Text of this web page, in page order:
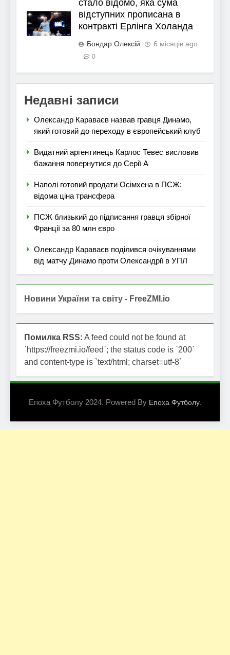
стало відомо, яка сума
відступних прописана в
контракті Ерлінга Холанда
Бондар Олексій 6 місяців ago
0
Недавні записи
Олександр Караваєв назвав гравця Динамо,
який готовий до переходу в європейський клуб
Видатний аргентинець Карлос Тевес висловив
бажання повернутися до Серії А
Наполі готовий продати Осімхена в ПСЖ:
відома ціна трансфера
ПСЖ близький до підписання гравця збірної
Франції за 80 млн євро
Олександр Караваєв поділився очікуваннями
від матчу Динамо проти Олександрії в УПЛ
Новини України та світу - FreeZMI.io
Помилка RSS: A feed could not be found at
`https://freezmi.io/feed`; the status code is `200`
and content-type is `text/html; charset=utf-8`
Епоха Футболу 2024. Powered By Епоха Футболу.